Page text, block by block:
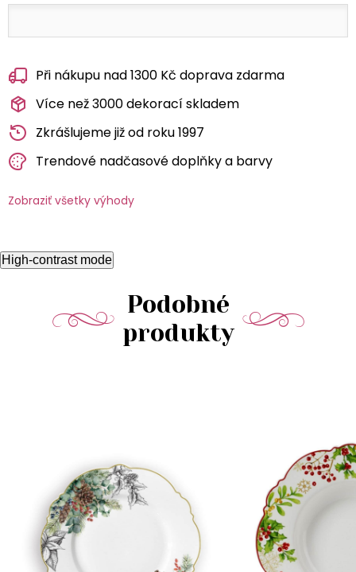
Při nákupu nad 1300 Kč doprava zdarma
Více než 3000 dekorací skladem
Zkrášlujeme již od roku 1997
Trendové nadčasové doplňky a barvy
Zobraziť všetky výhody
High-contrast mode
Podobné
produkty